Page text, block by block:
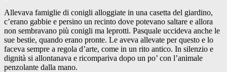
Allevava famiglie di conigli alloggiate in una casetta del giardino,
c’erano gabbie e persino un recinto dove potevano saltare e allora
non sembravano più conigli ma leprotti. Pasquale uccideva anche le
sue bestie, quando erano pronte. Le aveva allevate per questo e lo
faceva sempre a regola d’arte, come in un rito antico. In silenzio e
dignità si allontanava e ricompariva dopo un po’ con l’animale
penzolante dalla mano.